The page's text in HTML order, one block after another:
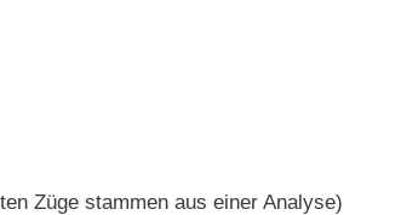
Züge stammen aus einer Analyse)